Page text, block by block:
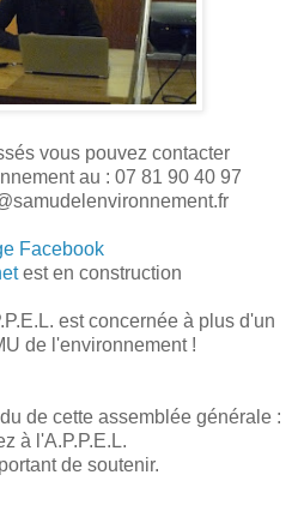
vous pouvez contacter
au : 07 81 90 40 97
Facebook
est en construction
est concernée à plus d'un
de l'environnement !
de cette assemblée générale :
à l'A.P.P.E.L.
de soutenir.